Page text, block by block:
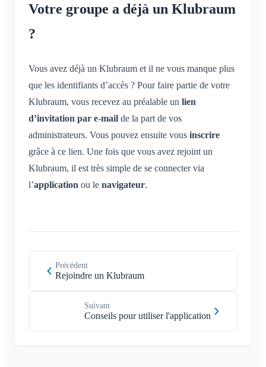
Votre groupe a déjà un Klubraum
?
Vous avez déjà un Klubraum et il ne vous manque plus
que les identifiants d’accès ? Pour faire partie de votre
Klubraum, vous recevez au préalable un lien
d’invitation par e-mail de la part de vos
administrateurs. Vous pouvez ensuite vous inscrire
grâce à ce lien. Une fois que vous avez rejoint un
Klubraum, il est très simple de se connecter via
l’application ou le navigateur.
Précédent
Rejoindre un Klubraum
Suivant
Conseils pour utiliser l'application